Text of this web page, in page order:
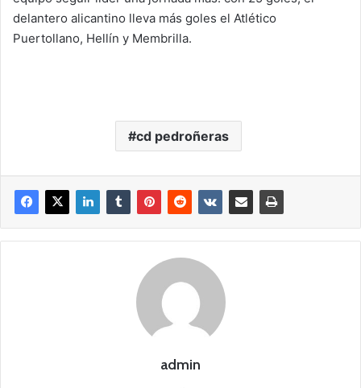
delantero alicantino lleva más goles el Atlético
Puertollano, Hellín y Membrilla.
cd pedroñeras
admin